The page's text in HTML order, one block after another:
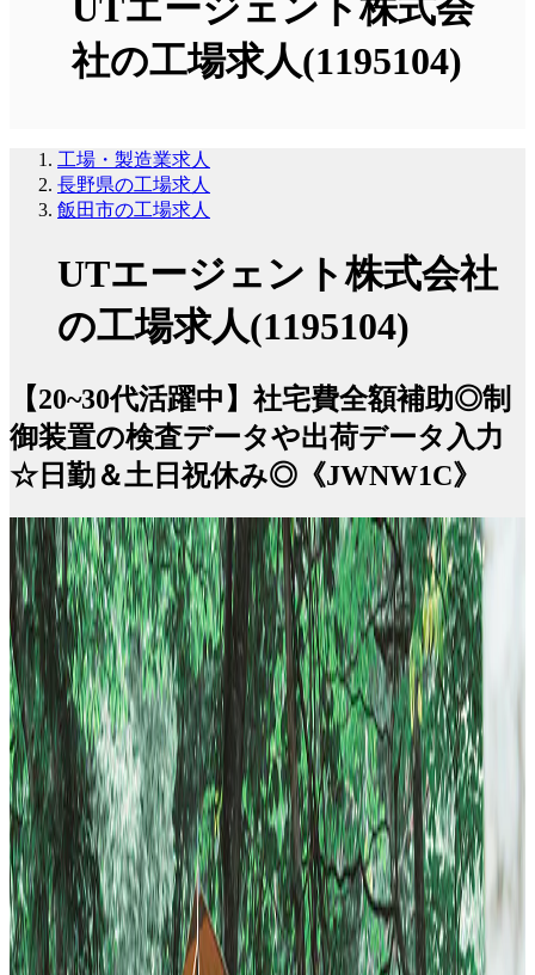
社の工場求人(1195104)
工場・製造業求人
長野県の工場求人
飯田市の工場求人
UTエージェント株式会社
の工場求人(1195104)
【20~30代活躍中】社宅費全額補助◎制
御装置の検査データや出荷データ入力
☆日勤＆土日祝休み◎《JWNW1C》